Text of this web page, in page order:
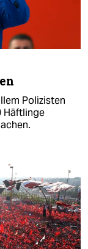
Polizisten
Häftlinge